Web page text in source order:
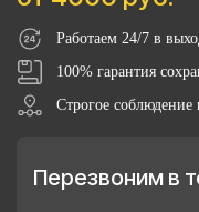
Работаем 24/7 в
100% гарантия
Строгое соблюдение
Перезвоним в